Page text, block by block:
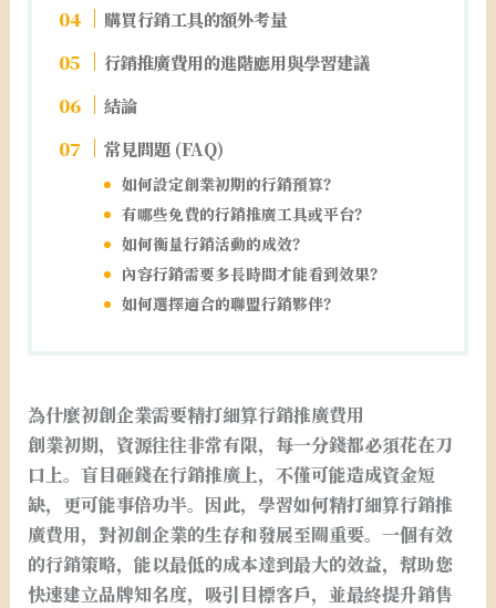
購買行銷工具的額外考量
行銷推廣費用的進階應用與學習建議
結論
常見問題 (FAQ)
如何設定創業初期的行銷預算？
有哪些免費的行銷推廣工具或平台？
如何衡量行銷活動的成效？
內容行銷需要多長時間才能看到效果？
如何選擇適合的聯盟行銷夥伴？
為什麼初創企業需要精打細算行銷推廣費用
創業初期，資源往往非常有限，每一分錢都必須花在刀
口上。盲目砸錢在行銷推廣上，不僅可能造成資金短
缺，更可能事倍功半。因此，學習如何精打細算行銷推
廣費用，對初創企業的生存和發展至關重要。一個有效
的行銷策略，能以最低的成本達到最大的效益，幫助您
快速建立品牌知名度，吸引目標客戶，並最終提升銷售